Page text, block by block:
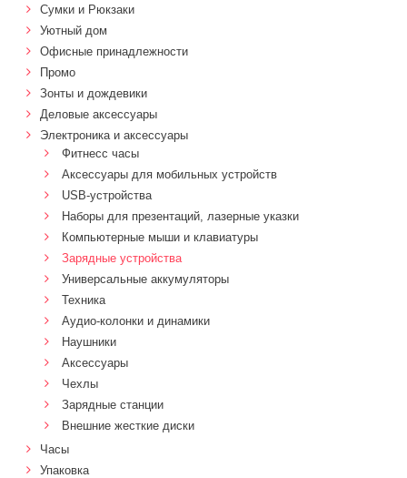
Сумки и Рюкзаки
Уютный дом
Офисные принадлежности
Промо
Зонты и дождевики
Деловые аксессуары
Электроника и аксессуары
Фитнесс часы
Аксессуары для мобильных устройств
USB-устройства
Наборы для презентаций, лазерные указки
Компьютерные мыши и клавиатуры
Зарядные устройства
Универсальные аккумуляторы
Техника
Аудио-колонки и динамики
Наушники
Аксессуары
Чехлы
Зарядные станции
Внешние жесткие диски
Часы
Упаковка